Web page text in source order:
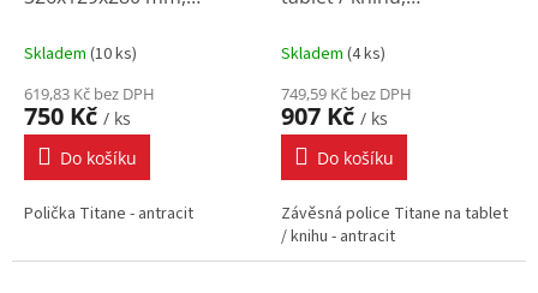
Skladem (10 ks)
619,83 Kč bez DPH
750 Kč / ks
Do košíku
Polička Titane - antracit
antracit
Skladem (4 ks)
749,59 Kč bez DPH
907 Kč / ks
Do košíku
Závěsná police Titane na tablet
/ knihu - antracit